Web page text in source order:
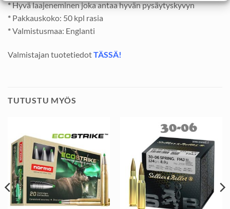
*Hyvä laajeneminen joka antaa hyvän pysäytyskyvyn
* Pakkauskoko: 50 kpl rasia
*Valmistusmaa: Englanti
Valmistajan tuotetiedotTÄSSÄ!
TUTUSTU MYÖS